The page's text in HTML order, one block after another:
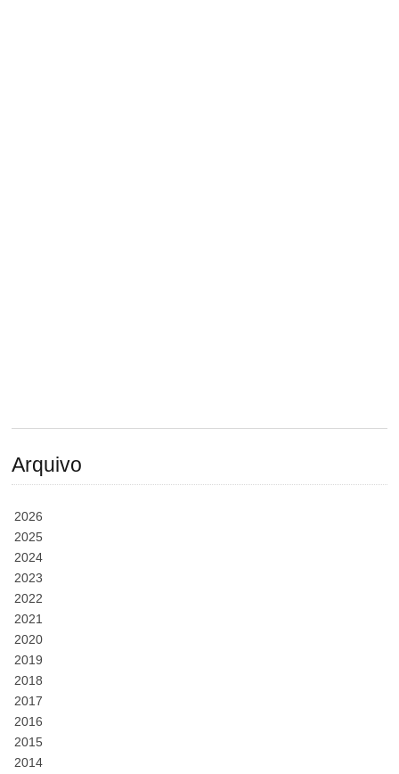
Arquivo
2026
2025
2024
2023
2022
2021
2020
2019
2018
2017
2016
2015
2014